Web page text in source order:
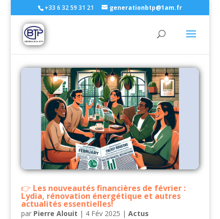
+33 6 32 59 31 21 generationbtp@1am.fr
Les nouveautés financières de février :
Lydia, rénovation énergétique et autres
actualités essentielles!
par Pierre Alouit | 4 Fév 2025 | Actus